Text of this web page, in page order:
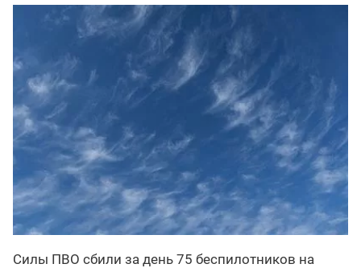
Силы ПВО сбили за день 75 беспилотников на